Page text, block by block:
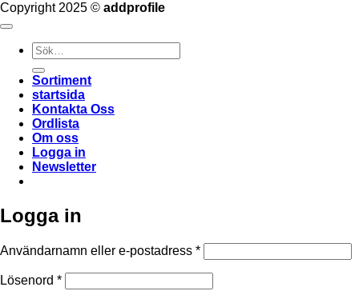
Copyright 2025 © addprofile
Sök
efter:
Sortiment
startsida
Kontakta Oss
Ordlista
Om oss
Logga in
Newsletter
Logga in
Användarnamn eller e-postadress *Obligatoriskt
Lösenord *Obligatoriskt